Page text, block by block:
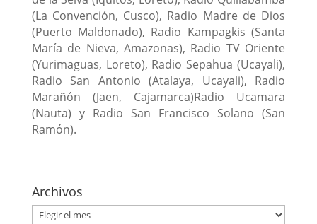
(La Convención, Cusco), Radio Madre de Dios
(Puerto Maldonado), Radio Kampagkis (Santa
María de Nieva, Amazonas), Radio TV Oriente
(Yurimaguas, Loreto), Radio Sepahua (Ucayali),
Radio San Antonio (Atalaya, Ucayali), Radio
Marañón (Jaen, Cajamarca)Radio Ucamara
(Nauta) y Radio San Francisco Solano (San
Ramón).
Archivos
Archivos